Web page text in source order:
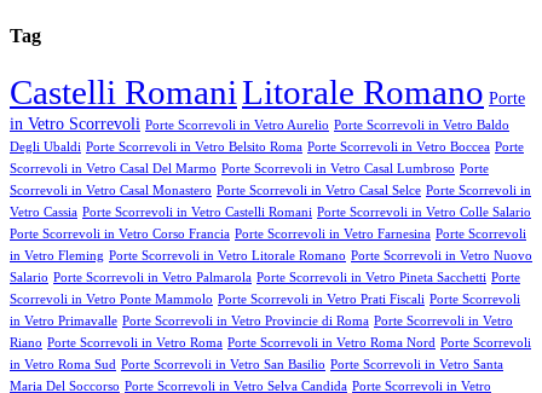
Tag
Castelli RomaniLitorale Romano Porte
in Vetro Scorrevoli Porte Scorrevoli in Vetro Aurelio Porte Scorrevoli in Vetro Baldo
Degli Ubaldi Porte Scorrevoli in Vetro Belsito Roma Porte Scorrevoli in Vetro Boccea Porte
Scorrevoli in Vetro Casal Del Marmo Porte Scorrevoli in Vetro Casal Lumbroso Porte
Scorrevoli in Vetro Casal Monastero Porte Scorrevoli in Vetro Casal Selce Porte Scorrevoli in
Vetro Cassia Porte Scorrevoli in Vetro Castelli Romani Porte Scorrevoli in Vetro Colle Salario
Porte Scorrevoli in Vetro Corso Francia Porte Scorrevoli in Vetro Farnesina Porte Scorrevoli
in Vetro Fleming Porte Scorrevoli in Vetro Litorale Romano Porte Scorrevoli in Vetro Nuovo
Salario Porte Scorrevoli in Vetro Palmarola Porte Scorrevoli in Vetro Pineta Sacchetti Porte
Scorrevoli in Vetro Ponte Mammolo Porte Scorrevoli in Vetro Prati Fiscali Porte Scorrevoli
in Vetro Primavalle Porte Scorrevoli in Vetro Provincie di Roma Porte Scorrevoli in Vetro
Riano Porte Scorrevoli in Vetro Roma Porte Scorrevoli in Vetro Roma Nord Porte Scorrevoli
in Vetro Roma Sud Porte Scorrevoli in Vetro San Basilio Porte Scorrevoli in Vetro Santa
Maria Del Soccorso Porte Scorrevoli in Vetro Selva Candida Porte Scorrevoli in Vetro